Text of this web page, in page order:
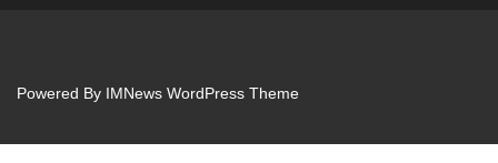
Powered By IMNews WordPress Theme